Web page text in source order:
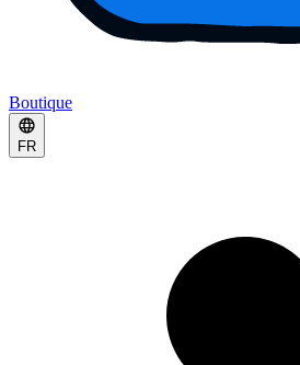
Boutique
FR